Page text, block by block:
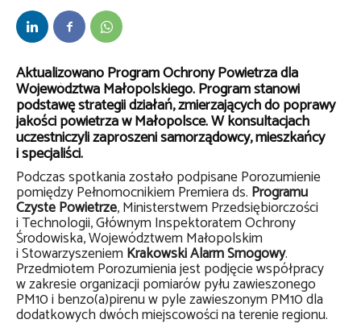
Aktualizowano Program Ochrony Powietrza dla
Województwa Małopolskiego. Program stanowi
podstawę strategii działań, zmierzających do poprawy
jakości powietrza w Małopolsce. W konsultacjach
uczestniczyli zaproszeni samorządowcy, mieszkańcy
i specjaliści.
Podczas spotkania zostało podpisane Porozumienie
pomiędzy Pełnomocnikiem Premiera ds. Programu
Czyste Powietrze, Ministerstwem Przedsiębiorczości
i Technologii, Głównym Inspektoratem Ochrony
Środowiska, Województwem Małopolskim
i StowarzyszeniemKrakowski Alarm Smogowy.
Przedmiotem Porozumienia jest podjęcie współpracy
w zakresie organizacji pomiarów pyłu zawieszonego
PM10 i benzo(a)pirenu w pyle zawieszonym PM10 dla
dodatkowych dwóch miejscowości na terenie regionu.